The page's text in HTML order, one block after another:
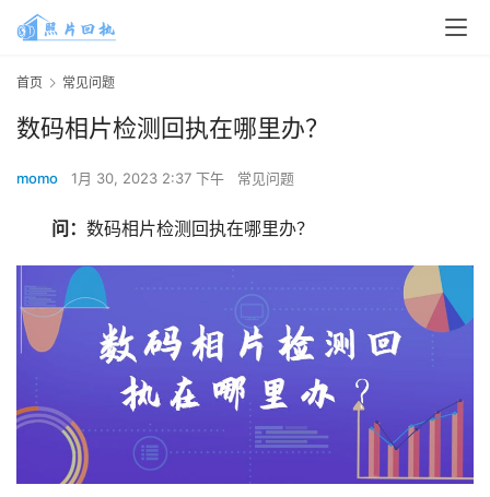
首页 常见问题
数码相片检测回执在哪里办？
momo 1月 30, 2023 2:37 下午 常见问题
问： 数码相片检测回执在哪里办？